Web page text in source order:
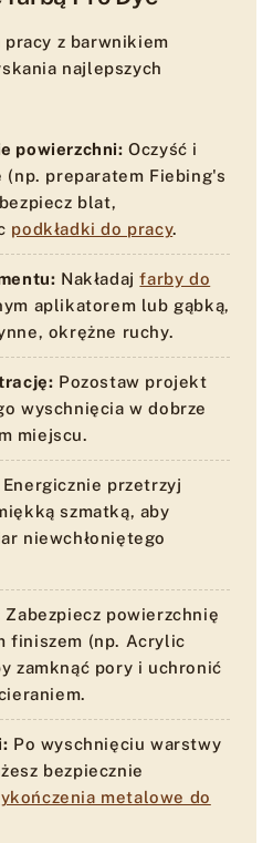
z barwnikiem
najlepszych
powierzchni: Oczyść i
(np. preparatem Fiebing's
blat,
podkładki do pracy.
Nakładajfarby do
aplikatorem lub gąbką,
okrężne ruchy.
Pozostaw projekt
wyschnięcia w dobrze
miejscu.
Energicznie przetrzyj
szmatką, aby
niewchłoniętego
Zabezpiecz powierzchnię
finiszem (np. Acrylic
zamknąć pory i uchronić
Po wyschnięciu warstwy
bezpiecznie
metalowe do